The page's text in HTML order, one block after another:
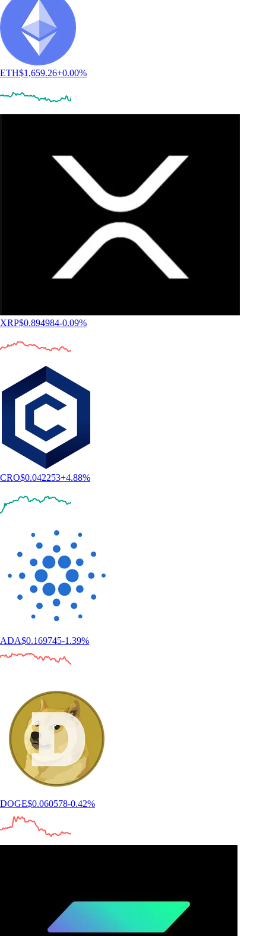
ETH$1,659.26+0.00%
XRP$0.894984-0.09%
CRO$0.042253+4.88%
ADA$0.169745-1.39%
DOGE$0.060578-0.42%